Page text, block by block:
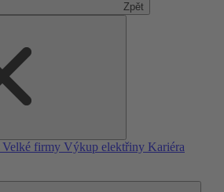
Zpět
Velké firmy Výkup elektřiny Kariéra